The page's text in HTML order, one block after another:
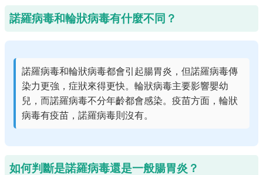
諾羅病毒和輪狀病毒有什麼不同？
諾羅病毒和輪狀病毒都會引起腸胃炎，但諾羅病毒傳
染力更強，症狀來得更快。輪狀病毒主要影響嬰幼
兒，而諾羅病毒不分年齡都會感染。疫苗方面，輪狀
病毒有疫苗，諾羅病毒則沒有。
如何判斷是諾羅病毒還是一般腸胃炎？